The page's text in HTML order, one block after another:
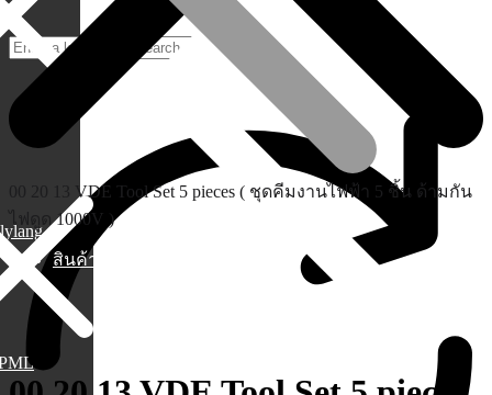
สินค้า
00 20 13 VDE Tool Set 5 pieces ( ชุดคีมงานไฟฟ้า 5 ชิ้น ด้ามกัน
ไฟดูด 1000V )